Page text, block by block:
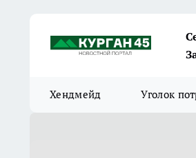
Хендмейд Уголок